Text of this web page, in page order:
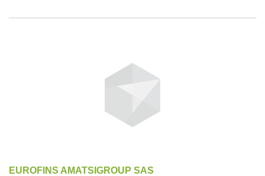
EUROFINS AMATSIGROUP SAS